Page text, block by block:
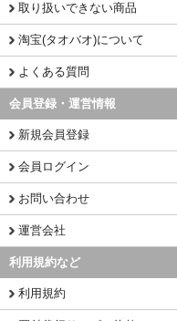
取り扱いできない商品
淘宝(タオバオ)について
よくある質問
会員登録・運営情報
新規会員登録
会員ログイン
お問い合わせ
運営会社
利用規約など
利用規約